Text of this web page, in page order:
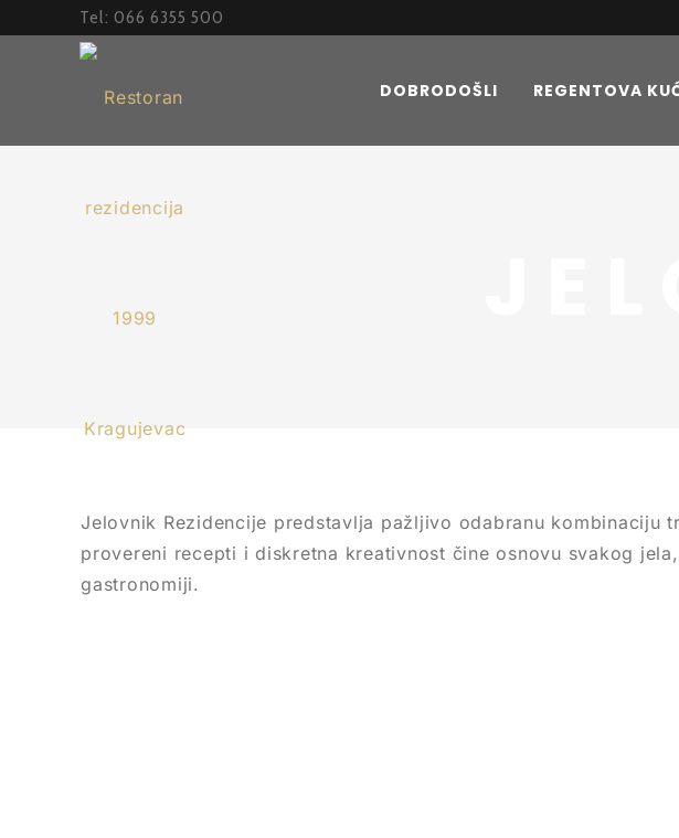
Tel: 066 6355 500
DOBRODOŠLI REGENTOVA
Jelovnik Rezidencije predstavlja pažljivo odabranu kombinaciju
provereni recepti i diskretna kreativnost čine osnovu svakog
gastronomiji.